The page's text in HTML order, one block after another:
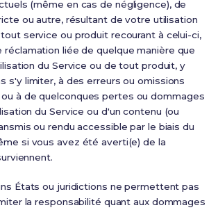
(même en cas de négligence), de
ou autre, résultant de votre utilisation
service ou produit recourant à celui-ci,
liée de quelque manière que
du Service ou de tout produit, y
s'y limiter, à des erreurs ou omissions
à de quelconques pertes ou dommages
du Service ou d'un contenu (ou
ou rendu accessible par le biais du
si vous avez été averti(e) de la
États ou juridictions ne permettent pas
la responsabilité quant aux dommages